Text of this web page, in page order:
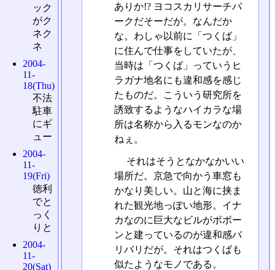
ありか!? ヨコスカリサーチパ
ークだそーだが。なんだか
な。わしゃ以前に「つくば」
に住んで仕事をしていたが、
当時は「つくば」っていうヒ
ラガナ地名にも違和感を感じ
たものだ。こういう研究所を
誘致するようなハイカラな場
所は名称から入るモンなのか
ねぇ。
それはそうとなかなかいい
場所だ。京急で向かう車窓も
かなり美しい。山と海に挟ま
れた観光地っぽい地形。イナ
カなのに巨大なビルがボボー
ンと建っているのが違和感バ
リバリだが。それはつくばも
似たようなモノである。
ック
がク
ネク
ネ
2004-
11-
18(Thu)
不法
駐車
にギ
ュー
2004-
11-
19(Fri)
徳利
でと
っく
りと
2004-
11-
20(Sat)